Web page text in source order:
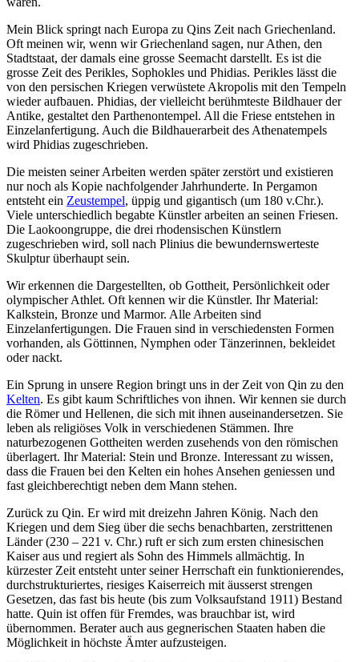
Mein Blick springt nach Europa zu Qins Zeit nach Griechenland.
Oft meinen wir, wenn wir Griechenland sagen, nur Athen, den
Stadtstaat, der damals eine grosse Seemacht darstellt. Es ist die
grosse Zeit des Perikles, Sophokles und Phidias. Perikles lässt die
von den persischen Kriegen verwüstete Akropolis mit den Tempeln
wieder aufbauen. Phidias, der vielleicht berühmteste Bildhauer der
Antike, gestaltet den Parthenontempel. All die Friese entstehen in
Einzelanfertigung. Auch die Bildhauerarbeit des Athenatempels
wird Phidias zugeschrieben.
Die meisten seiner Arbeiten werden später zerstört und existieren
nur noch als Kopie nachfolgender Jahrhunderte. In Pergamon
entsteht ein Zeustempel, üppig und gigantisch (um 180 v.Chr.).
Viele unterschiedlich begabte Künstler arbeiten an seinen Friesen.
Die Laokoongruppe, die drei rhodensischen Künstlern
zugeschrieben wird, soll nach Plinius die bewundernswerteste
Skulptur überhaupt sein.
Wir erkennen die Dargestellten, ob Gottheit, Persönlichkeit oder
olympischer Athlet. Oft kennen wir die Künstler. Ihr Material:
Kalkstein, Bronze und Marmor. Alle Arbeiten sind
Einzelanfertigungen. Die Frauen sind in verschiedensten Formen
vorhanden, als Göttinnen, Nymphen oder Tänzerinnen, bekleidet
oder nackt.
Ein Sprung in unsere Region bringt uns in der Zeit von Qin zu den
Kelten. Es gibt kaum Schriftliches von ihnen. Wir kennen sie durch
die Römer und Hellenen, die sich mit ihnen auseinandersetzen. Sie
leben als religiöses Volk in verschiedenen Stämmen. Ihre
naturbezogenen Gottheiten werden zusehends von den römischen
überlagert. Ihr Material: Stein und Bronze. Interessant zu wissen,
dass die Frauen bei den Kelten ein hohes Ansehen geniessen und
fast gleichberechtigt neben dem Mann stehen.
Zurück zu Qin. Er wird mit dreizehn Jahren König. Nach den
Kriegen und dem Sieg über die sechs benachbarten, zerstrittenen
Länder (230 – 221 v. Chr.) ruft er sich zum ersten chinesischen
Kaiser aus und regiert als Sohn des Himmels allmächtig. In
kürzester Zeit entsteht unter seiner Herrschaft ein funktionierendes,
durchstrukturiertes, riesiges Kaiserreich mit äusserst strengen
Gesetzen, das fast bis heute (bis zum Volksaufstand 1911) Bestand
hatte. Quin ist offen für Fremdes, was brauchbar ist, wird
übernommen. Berater auch aus gegnerischen Staaten haben die
Möglichkeit in höchste Ämter aufzusteigen.